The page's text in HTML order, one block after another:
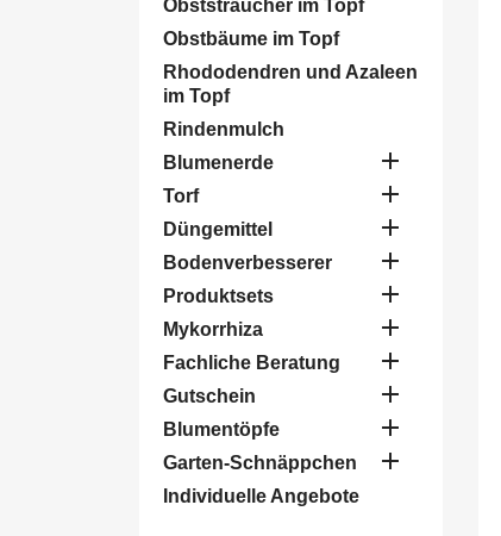
Obststräucher im Topf
Obstbäume im Topf
Rhododendren und Azaleen
im Topf
Rindenmulch
Blumenerde

Torf 
Düngemittel 
Bodenverbesserer 
Produktsets 
Mykorrhiza 
Fachliche Beratung 
Gutschein 
Blumentöpfe 
Garten-Schnäppchen 
Individuelle Angebote